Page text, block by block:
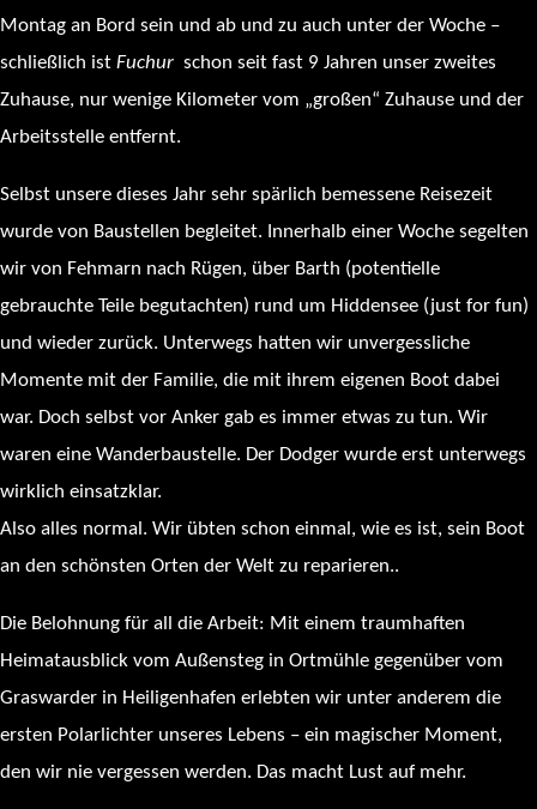
Montag an Bord sein und ab und zu auch unter der Woche –
schließlich ist Fuchur schon seit fast 9 Jahren unser zweites
Zuhause, nur wenige Kilometer vom „großen“ Zuhause und der
Arbeitsstelle entfernt.
Selbst unsere dieses Jahr sehr spärlich bemessene Reisezeit
wurde von Baustellen begleitet. Innerhalb einer Woche segelten
wir von Fehmarn nach Rügen, über Barth (potentielle
gebrauchte Teile begutachten) rund um Hiddensee (just for fun)
und wieder zurück. Unterwegs hatten wir unvergessliche
Momente mit der Familie, die mit ihrem eigenen Boot dabei
war. Doch selbst vor Anker gab es immer etwas zu tun. Wir
waren eine Wanderbaustelle. Der Dodger wurde erst unterwegs
wirklich einsatzklar.
Also alles normal. Wir übten schon einmal, wie es ist, sein Boot
an den schönsten Orten der Welt zu reparieren..
Die Belohnung für all die Arbeit: Mit einem traumhaften
Heimatausblick vom Außensteg in Ortmühle gegenüber vom
Graswarder in Heiligenhafen erlebten wir unter anderem die
ersten Polarlichter unseres Lebens – ein magischer Moment,
den wir nie vergessen werden. Das macht Lust auf mehr.